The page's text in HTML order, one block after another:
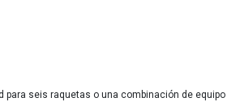
seis raquetas o una combinación de equipo